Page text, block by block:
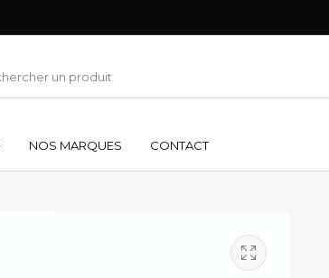
NOS MARQUES CONTACT